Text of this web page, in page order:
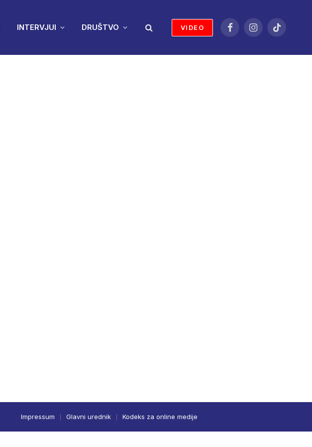
INTERVJUI DRUŠTVO VIDEO
FacebookInstagramTikTok
Impressum Glavni urednik Kodeks za online medije